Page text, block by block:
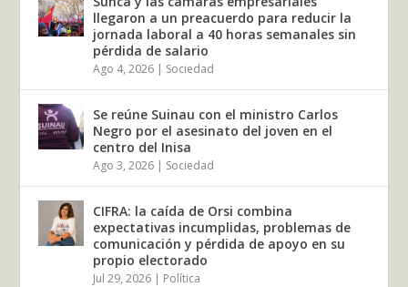
llegaron a un preacuerdo para reducir la
jornada laboral a 40 horas semanales sin
pérdida de salario
Ago 4, 2026 | Sociedad
Se reúne Suinau con el ministro Carlos
Negro por el asesinato del joven en el
centro del Inisa
Ago 3, 2026 | Sociedad
CIFRA: la caída de Orsi combina
expectativas incumplidas, problemas de
comunicación y pérdida de apoyo en su
propio electorado
Jul 29, 2026 | Política